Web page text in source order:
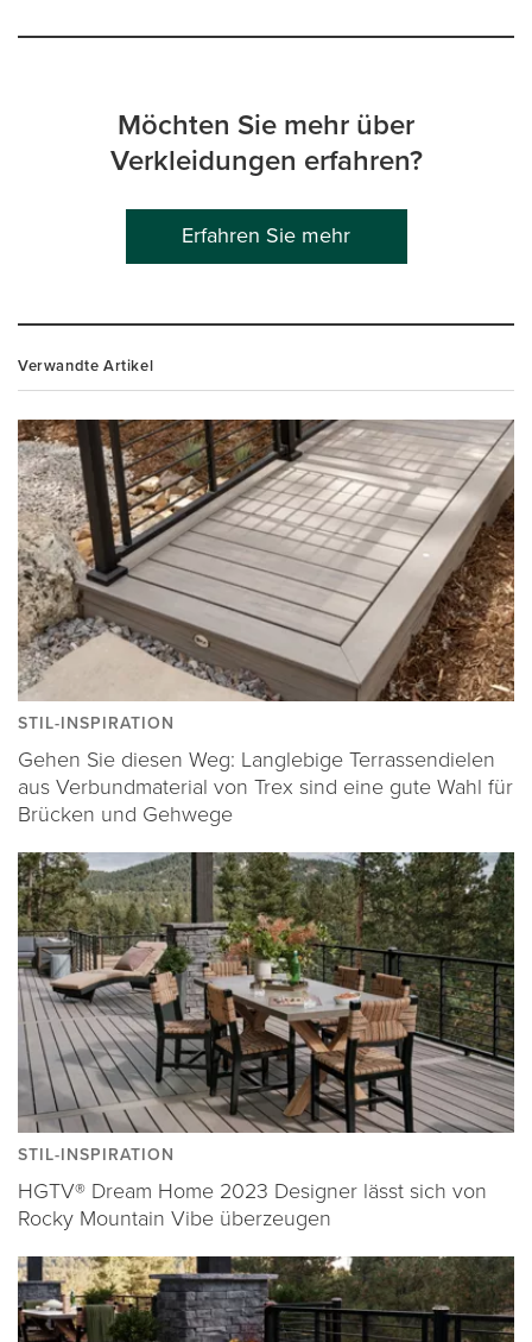
Möchten Sie mehr über
Verkleidungen erfahren?
Erfahren Sie mehr
Verwandte Artikel
STIL-INSPIRATION
Gehen Sie diesen Weg: Langlebige Terrassendielen
aus Verbundmaterial von Trex sind eine gute Wahl für
Brücken und Gehwege
STIL-INSPIRATION
HGTV® Dream Home 2023 Designer lässt sich von
Rocky Mountain Vibe überzeugen